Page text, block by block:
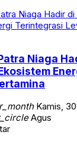
Niaga
Kamis,
Agus